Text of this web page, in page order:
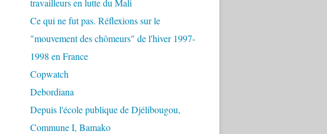
travailleurs en lutte du Mali
Ce qui ne fut pas. Réflexions sur le
"mouvement des chômeurs" de l'hiver 1997-
1998 en France
Copwatch
Debordiana
Depuis l'école publique de Djélibougou,
Commune I, Bamako